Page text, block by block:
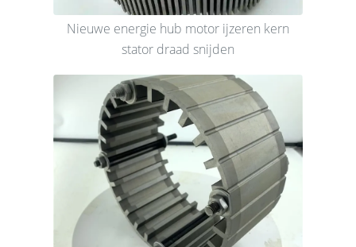
Nieuwe energie hub motor ijzeren kern
stator draad snijden